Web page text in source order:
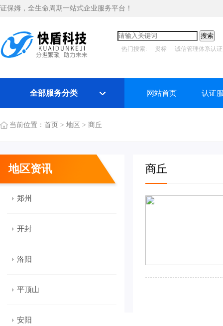
证保姆，全生命周期一站式企业服务平台！
热门搜索: 贯标 诚信管理体系认证
全部服务分类 网站首页 认证
当前位置： 首页 > 地区 > 商丘
地区资讯
郑州
开封
洛阳
平顶山
安阳
商丘